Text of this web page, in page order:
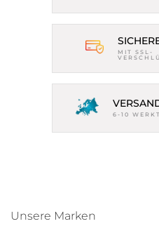
MIT SSL-
6-10
Unsere Marken